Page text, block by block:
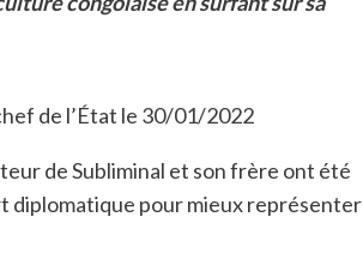
de l’État le 30/01/2022
de Subliminal et son frère ont été
diplomatique pour mieux représenter